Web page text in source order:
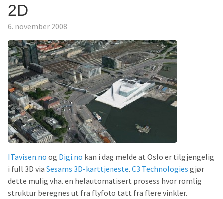
2D
6. november 2008
ITavisen.no og Digi.no kan i dag melde at Oslo er tilgjengelig
i full 3D via Sesams 3D-karttjeneste. C3 Technologies gjør
dette mulig vha. en helautomatisert prosess hvor romlig
struktur beregnes ut fra flyfoto tatt fra flere vinkler.